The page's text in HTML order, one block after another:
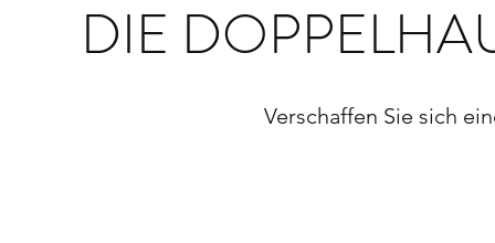
DIE
Verschaffen Sie sich